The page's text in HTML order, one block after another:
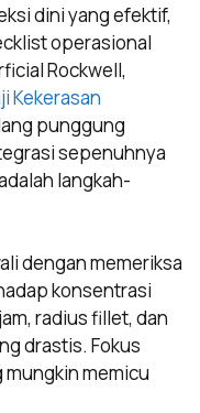
dini yang efektif,
operasional
Rockwell,
Kekerasan
punggung
sepenuhnya
langkah-
dengan memeriksa
konsentrasi
radius fillet, dan
drastis. Fokus
mungkin memicu